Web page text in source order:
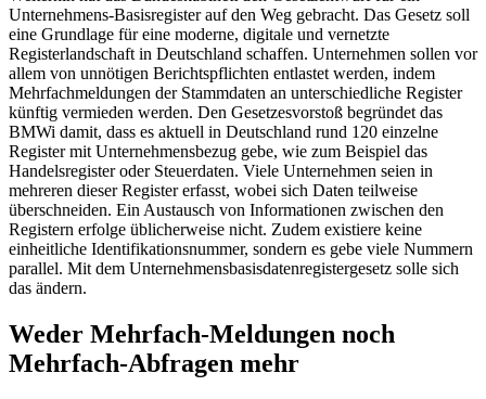
Unternehmens-Basisregister auf den Weg gebracht. Das Gesetz soll
eine Grundlage für eine moderne, digitale und vernetzte
Registerlandschaft in Deutschland schaffen. Unternehmen sollen vor
allem von unnötigen Berichtspflichten entlastet werden, indem
Mehrfachmeldungen der Stammdaten an unterschiedliche Register
künftig vermieden werden. Den Gesetzesvorstoß begründet das
BMWi damit, dass es aktuell in Deutschland rund 120 einzelne
Register mit Unternehmensbezug gebe, wie zum Beispiel das
Handelsregister oder Steuerdaten. Viele Unternehmen seien in
mehreren dieser Register erfasst, wobei sich Daten teilweise
überschneiden. Ein Austausch von Informationen zwischen den
Registern erfolge üblicherweise nicht. Zudem existiere keine
einheitliche Identifikationsnummer, sondern es gebe viele Nummern
parallel. Mit dem Unternehmensbasisdatenregistergesetz solle sich
das ändern.
Weder Mehrfach-Meldungen noch
Mehrfach-Abfragen mehr